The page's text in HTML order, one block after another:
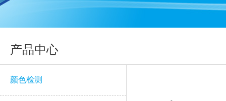
产品中心
颜色检测